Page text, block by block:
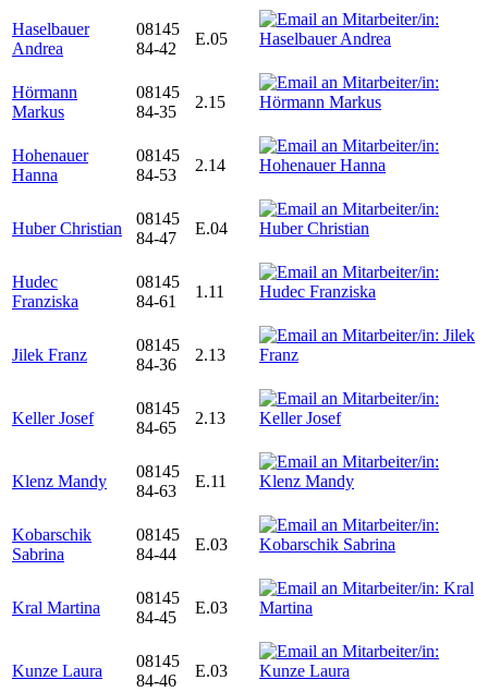
Haselbauer
Andrea
08145
84-42
E.05
Hörmann
Markus
08145
84-35
2.15
Hohenauer
Hanna
08145
84-53
2.14
Huber Christian
08145
84-47
E.04
Hudec
Franziska
08145
84-61
1.11
Jilek Franz
08145
84-36
2.13
Keller Josef
08145
84-65
2.13
Klenz Mandy
08145
84-63
E.11
Kobarschik
Sabrina
08145
84-44
E.03
Kral Martina
08145
84-45
E.03
Kunze Laura
08145
84-46
E.03